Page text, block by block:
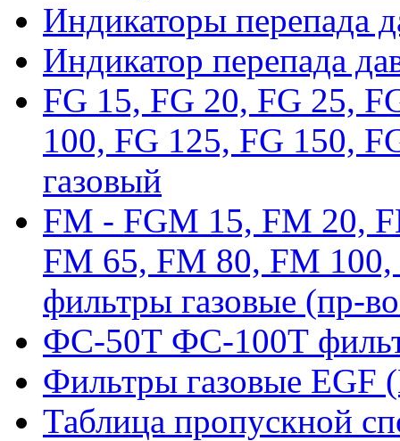
Индикаторы перепада
Индикатор перепада
FG 15, FG 20, FG 25,
100, FG 125, FG 150,
газовый
FM - FGM 15, FM 20,
FM 65, FM 80, FM
фильтры газовые (пр-
ФС-50Т ФС-100Т
Фильтры газовые EGF
Таблица пропускной